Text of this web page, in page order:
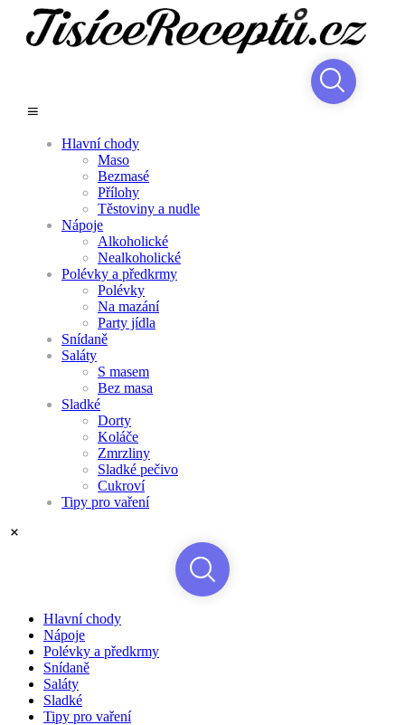
Hlavní chody
Maso
Bezmasé
Přílohy
Těstoviny a nudle
Nápoje
Alkoholické
Nealkoholické
Polévky a předkrmy
Polévky
Na mazání
Party jídla
Snídaně
Saláty
S masem
Bez masa
Sladké
Dorty
Koláče
Zmrzliny
Sladké pečivo
Cukroví
Tipy pro vaření
Hlavní chody
Nápoje
Polévky a předkrmy
Snídaně
Saláty
Sladké
Tipy pro vaření